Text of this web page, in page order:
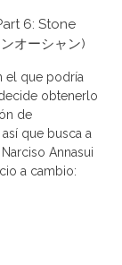
6: Stone
オーシャン)
el que podría
obtenerlo
de
que busca a
Annasui
a cambio: